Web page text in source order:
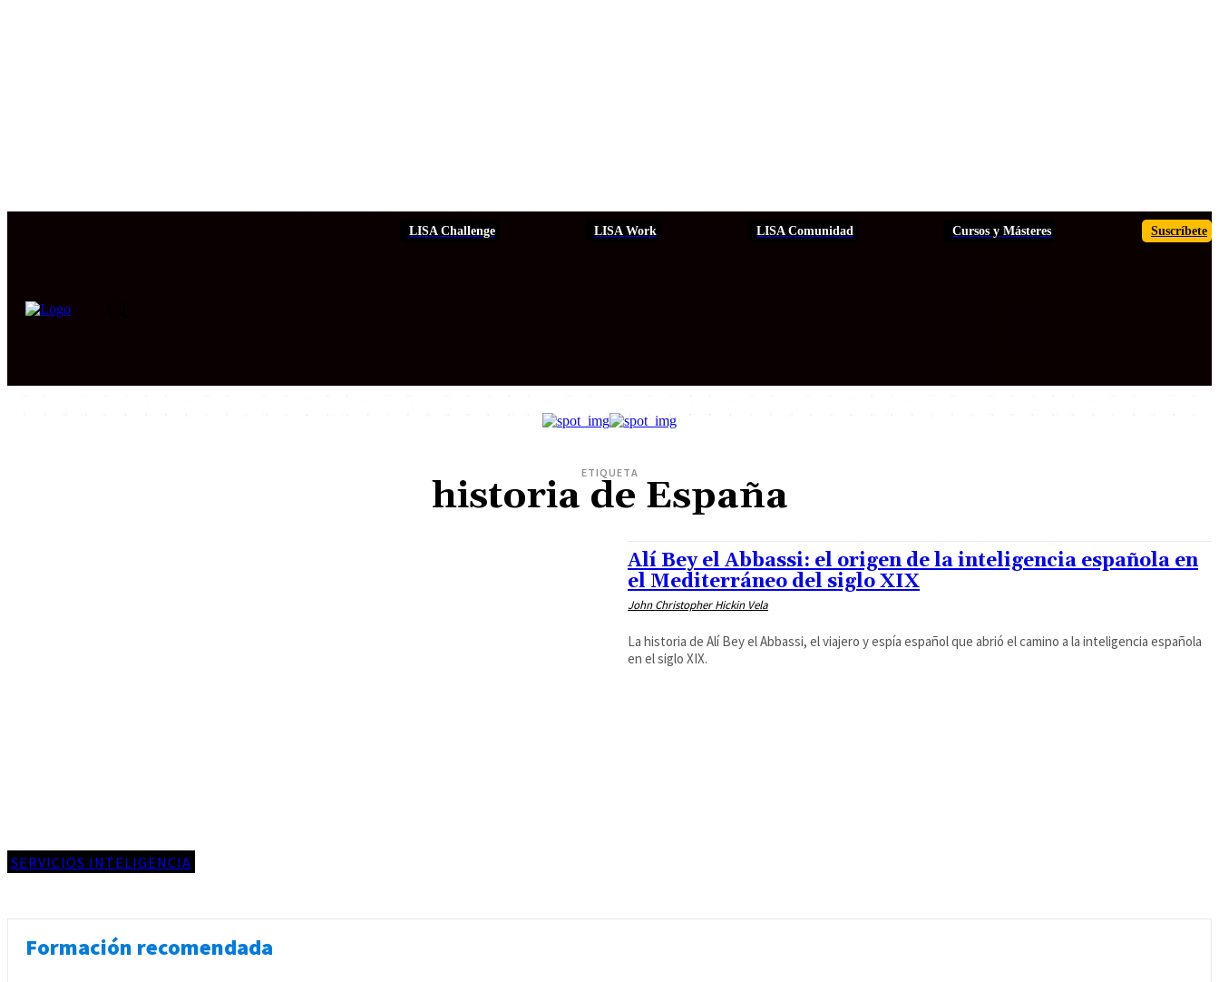
Suscríbete
Cursos y Másteres
LISA Comunidad
LISA Work
LISA Challenge
ETIQUETA
historia de España
SERVICIOS INTELIGENCIA
Alí Bey el Abbassi: el origen de la inteligencia española en
el Mediterráneo del siglo XIX
John Christopher Hickin Vela
La historia de Alí Bey el Abbassi, el viajero y espía español que abrió el camino a la inteligencia española
en el siglo XIX.
Formación recomendada